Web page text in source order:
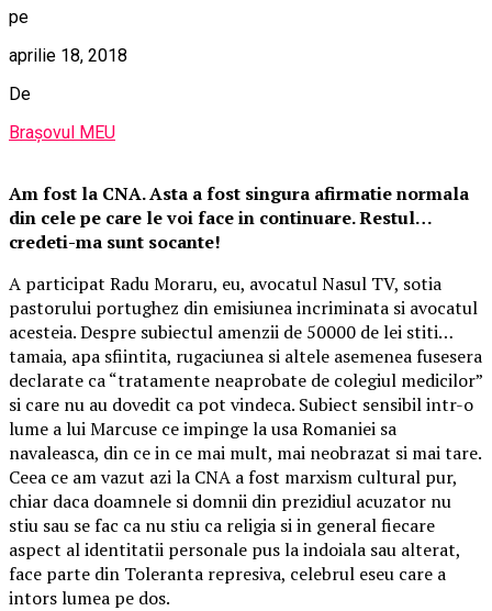
pe
aprilie 18, 2018
De
Brașovul MEU
Am fost la CNA. Asta a fost singura afirmatie normala
din cele pe care le voi face in continuare. Restul…
credeti-ma sunt socante!
A participat Radu Moraru, eu, avocatul Nasul TV, sotia
pastorului portughez din emisiunea incriminata si avocatul
acesteia. Despre subiectul amenzii de 50000 de lei stiti…
tamaia, apa sfiintita, rugaciunea si altele asemenea fusesera
declarate ca “tratamente neaprobate de colegiul medicilor”
si care nu au dovedit ca pot vindeca. Subiect sensibil intr-o
lume a lui Marcuse ce impinge la usa Romaniei sa
navaleasca, din ce in ce mai mult, mai neobrazat si mai tare.
Ceea ce am vazut azi la CNA a fost marxism cultural pur,
chiar daca doamnele si domnii din prezidiul acuzator nu
stiu sau se fac ca nu stiu ca religia si in general fiecare
aspect al identitatii personale pus la indoiala sau alterat,
face parte din Toleranta represiva, celebrul eseu care a
intors lumea pe dos.